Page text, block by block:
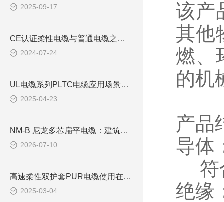
2025-09-17
CE认证柔性电缆与普通电缆之间的区别你知道么
2024-07-24
UL电缆系列PLTC电缆应用场景及选型注意事项
2025-04-23
NM-B 尼龙多芯扁平电缆：建筑室内支路供电布线线缆
2026-07-10
高速柔性双护套PUR电缆使用在哪些领域
2025-03-04
该产
其他
燃、
的机
产品
导体
符
绝缘